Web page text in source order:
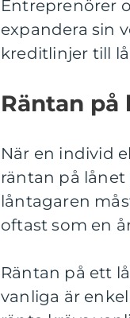
Entreprenörer
expandera sin
kreditlinjer till
Räntan på
När en individ
räntan på
låntagaren
oftast som en
Räntan på ett
vanliga är